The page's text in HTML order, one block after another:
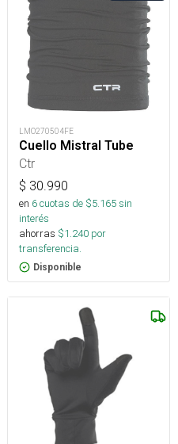
LMO270504FE
Cuello Mistral Tube
Ctr
$ 30.990
en 6cuotas de $5.165sin
interés
ahorras $1.240 por
transferencia.
Disponible